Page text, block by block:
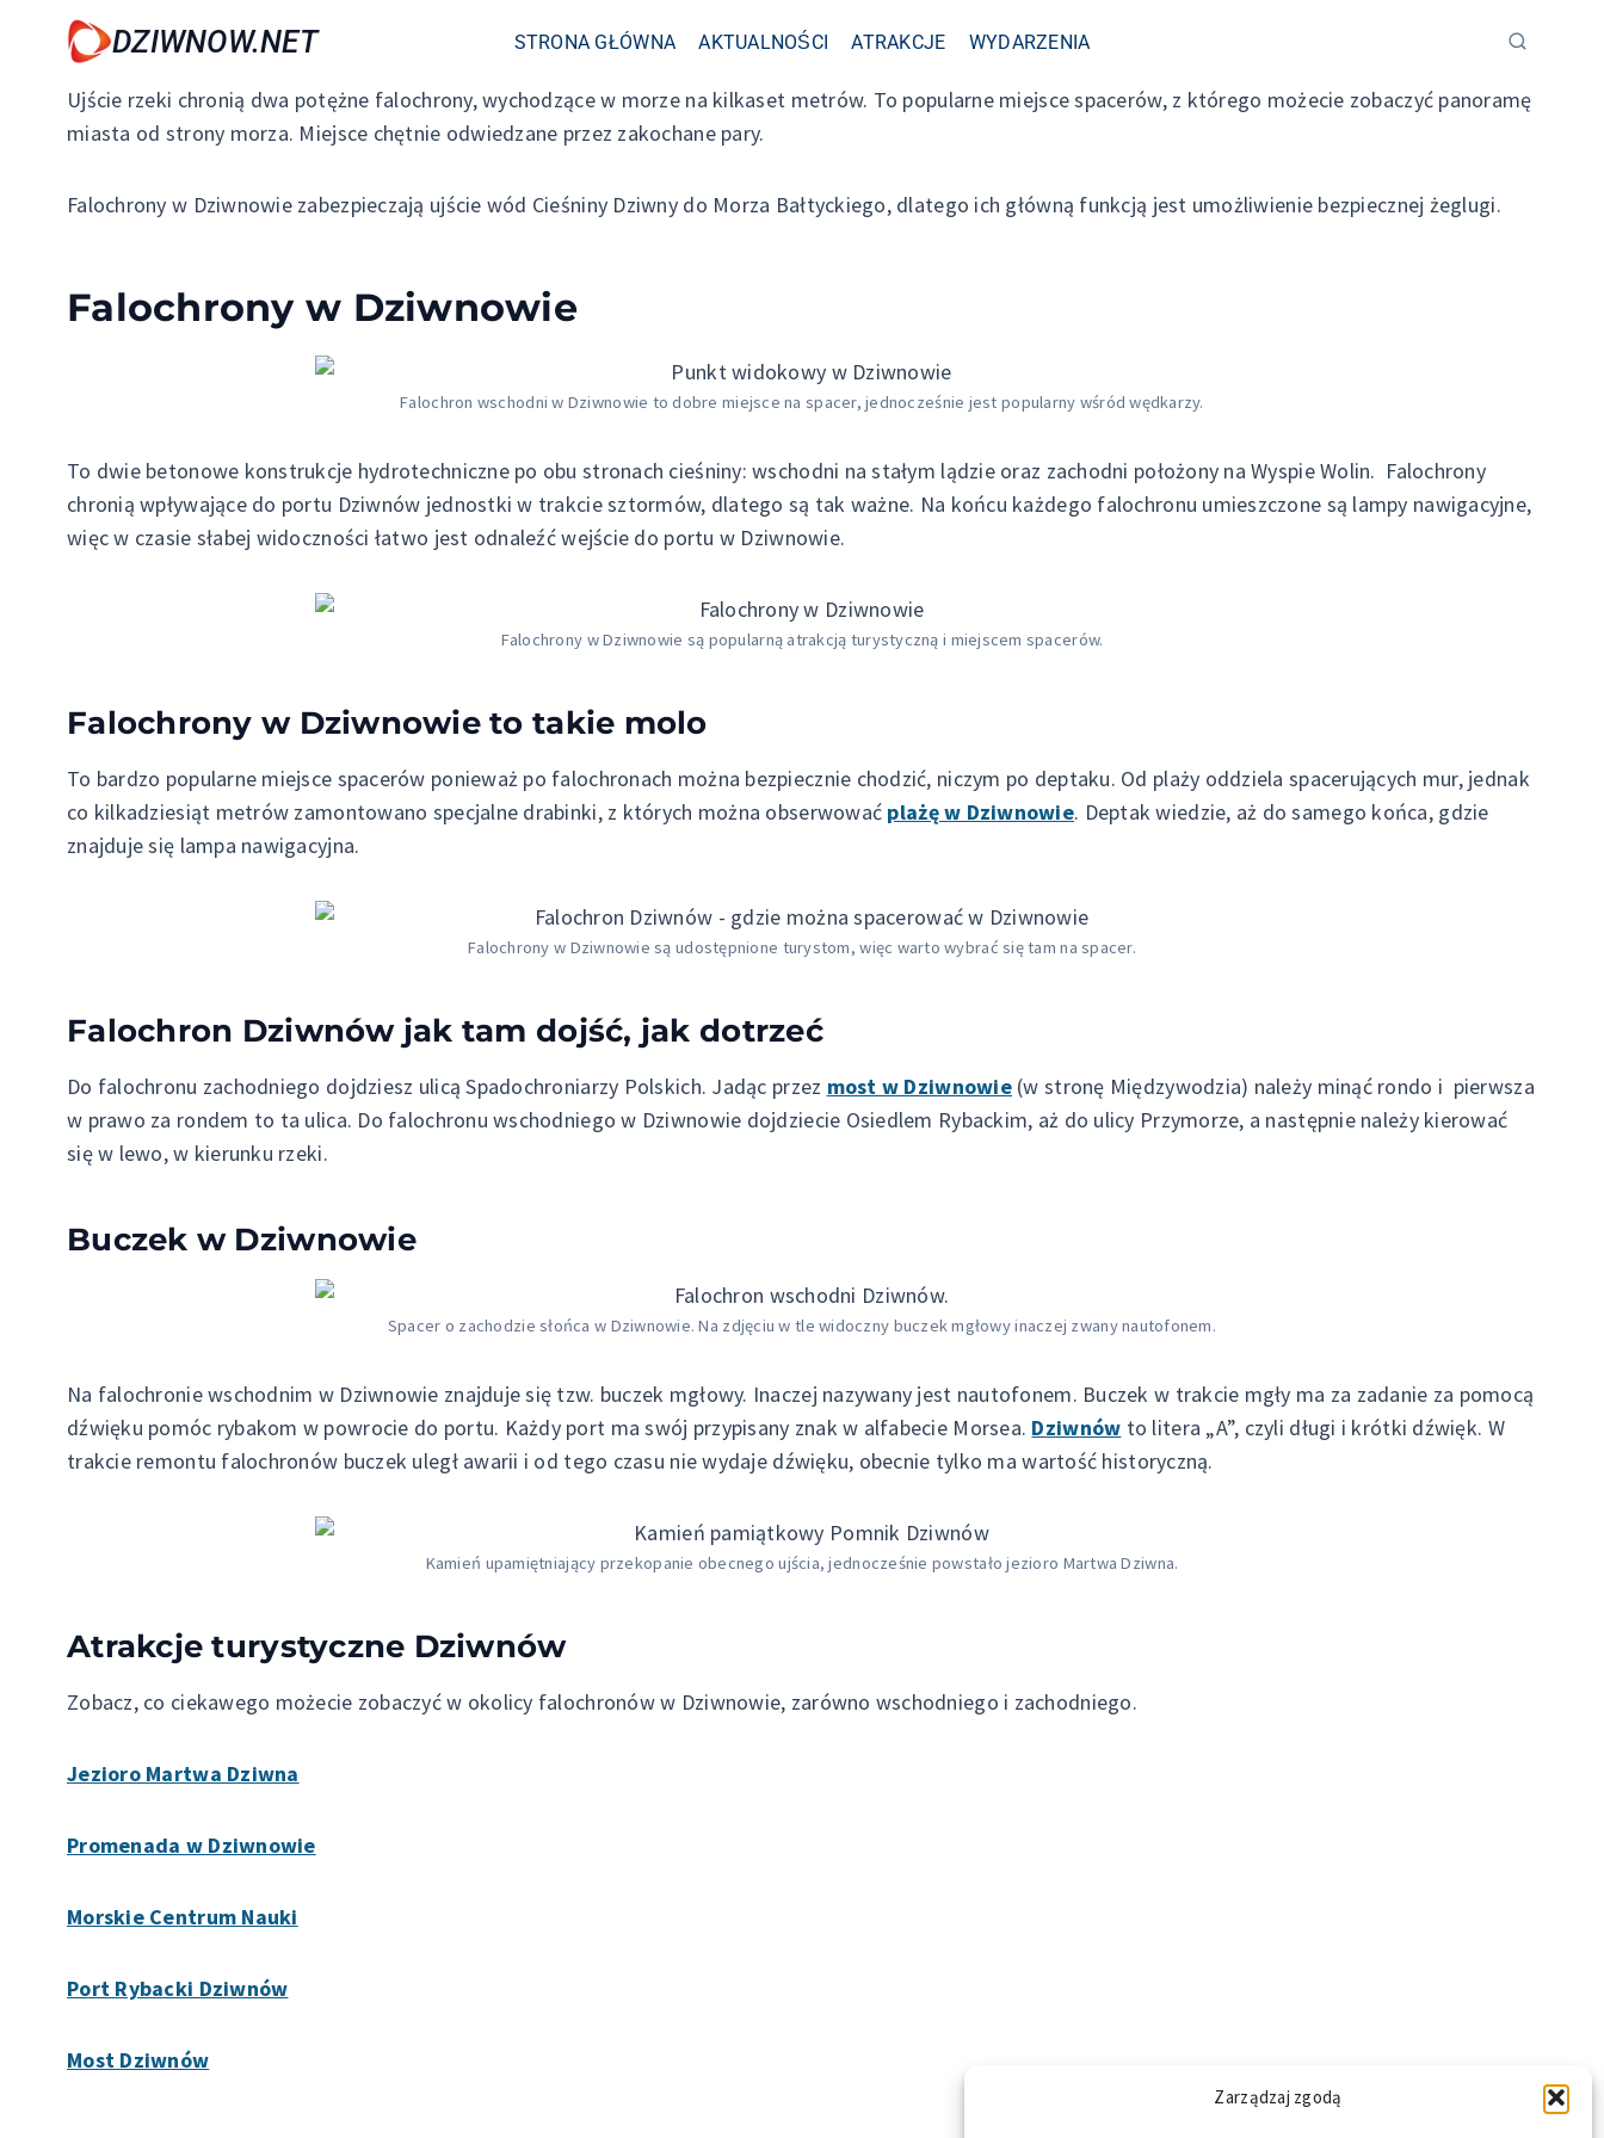
Zarządzaj zgodą
DZIWNOW.NET STRONA GŁÓWNA AKTUALNOŚCI ATRAKCJE WYDARZENIA
Ujście rzeki chronią dwa potężne falochrony, wychodzące w morze na kilkaset metrów. To popularne miejsce spacerów, z którego możecie zobaczyć panoramę
miasta od strony morza. Miejsce chętnie odwiedzane przez zakochane pary.
Falochrony w Dziwnowie zabezpieczają ujście wód Cieśniny Dziwny do Morza Bałtyckiego, dlatego ich główną funkcją jest umożliwienie bezpiecznej żeglugi.
Falochrony w Dziwnowie
Falochron wschodni w Dziwnowie to dobre miejsce na spacer, jednocześnie jest popularny wśród wędkarzy.
To dwie betonowe konstrukcje hydrotechniczne po obu stronach cieśniny: wschodni na stałym lądzie oraz zachodni położony na Wyspie Wolin. Falochrony
chronią wpływające do portu Dziwnów jednostki w trakcie sztormów, dlatego są tak ważne. Na końcu każdego falochronu umieszczone są lampy nawigacyjne,
więc w czasie słabej widoczności łatwo jest odnaleźć wejście do portu w Dziwnowie.
Falochrony w Dziwnowie są popularną atrakcją turystyczną i miejscem spacerów.
Falochrony w Dziwnowie to takie molo
To bardzo popularne miejsce spacerów ponieważ po falochronach można bezpiecznie chodzić, niczym po deptaku. Od plaży oddziela spacerujących mur, jednak
co kilkadziesiąt metrów zamontowano specjalne drabinki, z których można obserwować plażę w Dziwnowie. Deptak wiedzie, aż do samego końca, gdzie
znajduje się lampa nawigacyjna.
Falochrony w Dziwnowie są udostępnione turystom, więc warto wybrać się tam na spacer.
Falochron Dziwnów jak tam dojść, jak dotrzeć
Do falochronu zachodniego dojdziesz ulicą Spadochroniarzy Polskich. Jadąc przez most w Dziwnowie(w stronę Międzywodzia) należy minąć rondo i pierwsza
w prawo za rondem to ta ulica. Do falochronu wschodniego w Dziwnowie dojdziecie Osiedlem Rybackim, aż do ulicy Przymorze, a następnie należy kierować
się w lewo, w kierunku rzeki.
Buczek w Dziwnowie
Spacer o zachodzie słońca w Dziwnowie. Na zdjęciu w tle widoczny buczek mgłowy inaczej zwany nautofonem.
Na falochronie wschodnim w Dziwnowie znajduje się tzw. buczek mgłowy. Inaczej nazywany jest nautofonem. Buczek w trakcie mgły ma za zadanie za pomocą
dźwięku pomóc rybakom w powrocie do portu. Każdy port ma swój przypisany znak w alfabecie Morsea. Dziwnów to litera „A”, czyli długi i krótki dźwięk. W
trakcie remontu falochronów buczek uległ awarii i od tego czasu nie wydaje dźwięku, obecnie tylko ma wartość historyczną.
Kamień upamiętniający przekopanie obecnego ujścia, jednocześnie powstało jezioro Martwa Dziwna.
Atrakcje turystyczne Dziwnów
Zobacz, co ciekawego możecie zobaczyć w okolicy falochronów w Dziwnowie, zarówno wschodniego i zachodniego.
Jezioro Martwa Dziwna
Promenada w Dziwnowie
Morskie Centrum Nauki
Port Rybacki Dziwnów
Most Dziwnów